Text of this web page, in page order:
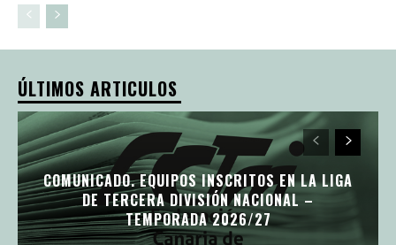
ÚLTIMOS ARTICULOS
COMUNICADO. EQUIPOS INSCRITOS EN LA LIGA
DE TERCERA DIVISIÓN NACIONAL –
TEMPORADA 2026/27